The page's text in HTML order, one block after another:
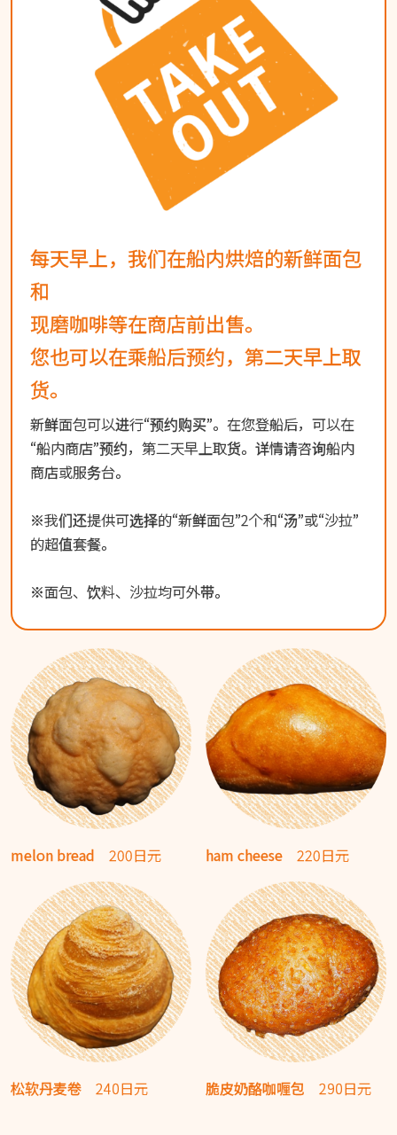
每天早上，我们在船内烘焙的新鲜面包
和
现磨咖啡等在商店前出售。
您也可以在乘船后预约，第二天早上取
货。
新鲜面包可以进行“预约购买”。在您登船后，可以在
“船内商店”预约，第二天早上取货。详情请咨询船内
商店或服务台。
※我们还提供可选择的“新鲜面包”2个和“汤”或“沙拉”
的超值套餐。
※面包、饮料、沙拉均可外带。
melon bread 200日元 ham cheese 220日元
松软丹麦卷 240日元 脆皮奶酪咖喱包 290日元